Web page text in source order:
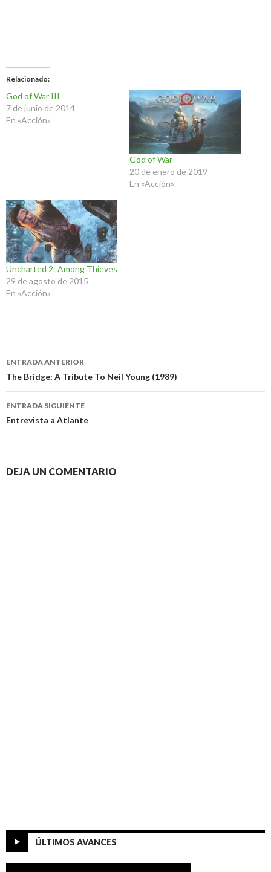
Relacionado
God of War III
7 de junio de 2014
En «Acción»
God of War
20 de enero de 2019
En «Acción»
Uncharted 2: Among Thieves
29 de agosto de 2015
En «Acción»
Navegación
de
entradas
ENTRADA ANTERIOR
The Bridge: A Tribute To Neil Young (1989)
ENTRADA SIGUIENTE
Entrevista a Atlante
DEJA UN COMENTARIO
ÚLTIMOS AVANCES